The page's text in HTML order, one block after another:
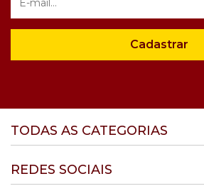
Cadastrar
TODAS AS CATEGORIAS
REDES SOCIAIS